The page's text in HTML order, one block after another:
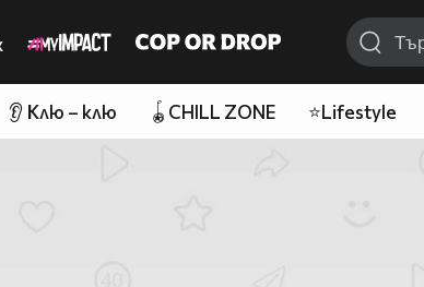
👂 Клю – клю 🪀CHILL ZONE ⭐Lifestyle